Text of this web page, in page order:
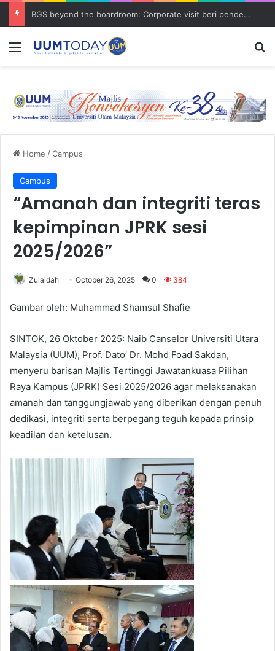
BGS beyond the boardroom: Corporate visit beri pendedahan dunia korporat kepada PELAJAR UUM
Menu
Home /Campus
Campus
“Amanah dan integriti teras
kepimpinan JPRK sesi
2025/2026”
Zulaidah October 26, 2025 0 384
Gambar oleh: Muhammad Shamsul Shafie
SINTOK, 26 Oktober 2025: Naib Canselor Universiti Utara
Malaysia (UUM), Prof. Dato’ Dr. Mohd Foad Sakdan,
menyeru barisan Majlis Tertinggi Jawatankuasa Pilihan
Raya Kampus (JPRK) Sesi 2025/2026 agar melaksanakan
amanah dan tanggungjawab yang diberikan dengan penuh
dedikasi, integriti serta berpegang teguh kepada prinsip
keadilan dan ketelusan.